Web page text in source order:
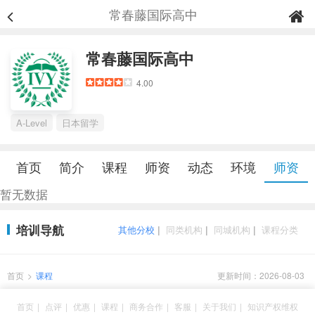
常春藤国际高中
常春藤国际高中
4.00
A-Level 日本留学
首页 简介 课程 师资 动态 环境 师资
暂无数据
其他分校 | 同类机构 | 同城机构 | 课程分类
培训导航
首页 > 课程 更新时间：2026-08-03
首页 | 点评 | 优惠 | 课程 | 商务合作 | 客服 | 关于我们 | 知识产权维权